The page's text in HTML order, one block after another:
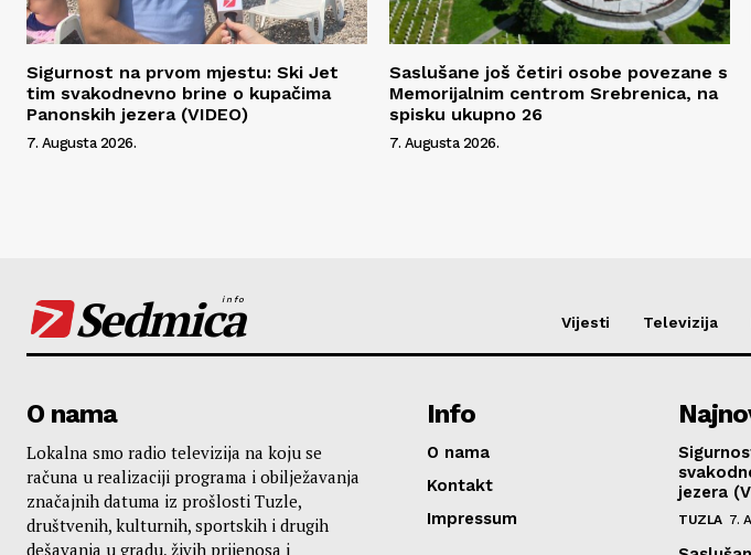
Sigurnost na prvom mjestu: Ski Jet
tim svakodnevno brine o kupačima
Panonskih jezera (VIDEO)
7. Augusta 2026.
Saslušane još četiri osobe povezane s
Memorijalnim centrom Srebrenica, na
spisku ukupno 26
7. Augusta 2026.
Sedmica
info
Vijesti Televizija
O nama
Lokalna smo radio televizija na koju se
računa u realizaciji programa i obilježavanja
značajnih datuma iz prošlosti Tuzle,
društvenih, kulturnih, sportskih i drugih
dešavanja u gradu, živih prijenosa i
Info
O nama
Kontakt
Impressum
jezera
TUZLA 7.